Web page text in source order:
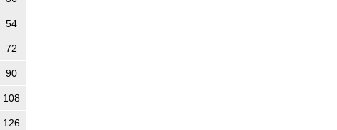
54
72
90
108
126